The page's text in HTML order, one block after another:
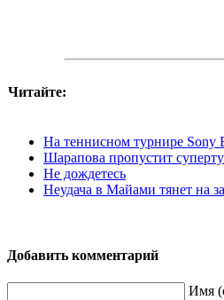
Читайте:
На теннисном турнире Sony
Шарапова пропустит
Не дождетесь
Неудача в Майами тянет на
Добавить комментарий
Имя